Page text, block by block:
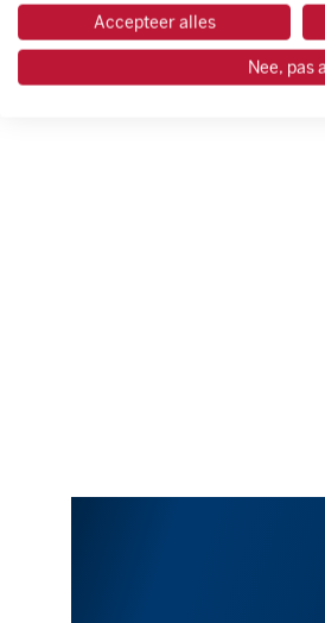
Accepteer alles
Nee, pas